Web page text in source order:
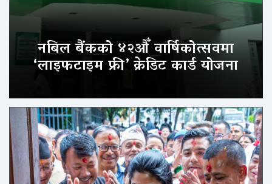
नबिल बैंकको ४२औँ वार्षिकोत्सवमा
‘लाइफटाइम फ्री’ क्रेडिट कार्ड योजना